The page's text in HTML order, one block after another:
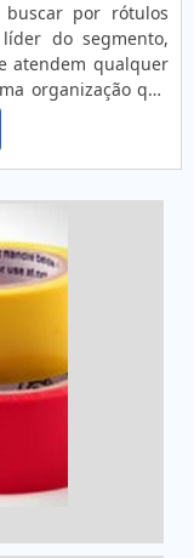
por rótulos
do segmento,
atendem qualquer
organização que
e tenha ampla
precisa de rótulos